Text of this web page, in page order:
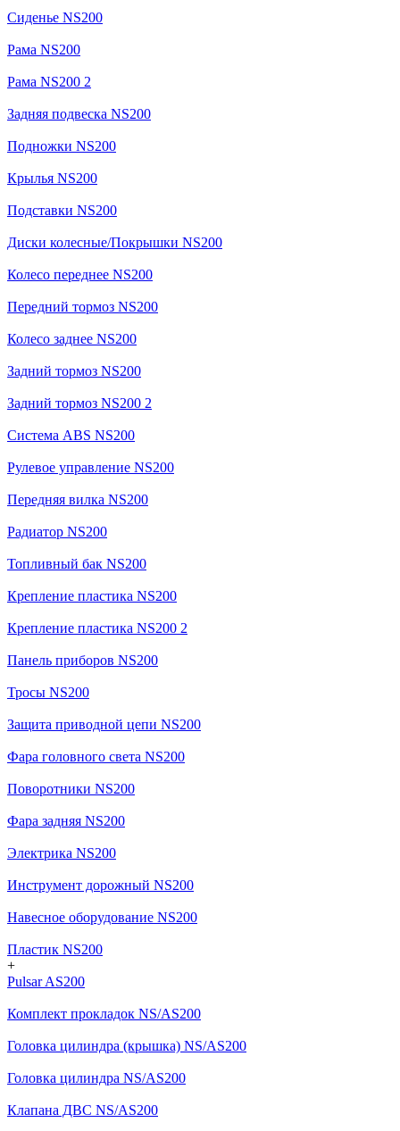
Сиденье NS200
Рама NS200
Рама NS200 2
Задняя подвеска NS200
Подножки NS200
Крылья NS200
Подставки NS200
Диски колесные/Покрышки NS200
Колесо переднее NS200
Передний тормоз NS200
Колесо заднее NS200
Задний тормоз NS200
Задний тормоз NS200 2
Система ABS NS200
Рулевое управление NS200
Передняя вилка NS200
Радиатор NS200
Топливный бак NS200
Крепление пластика NS200
Крепление пластика NS200 2
Панель приборов NS200
Тросы NS200
Защита приводной цепи NS200
Фара головного света NS200
Поворотники NS200
Фара задняя NS200
Электрика NS200
Инструмент дорожный NS200
Навесное оборудование NS200
Пластик NS200
+
Pulsar AS200
Комплект прокладок NS/AS200
Головка цилиндра (крышка) NS/AS200
Головка цилиндра NS/AS200
Клапана ДВС NS/AS200